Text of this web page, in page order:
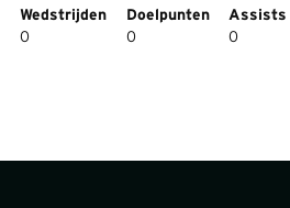
Wedstrijden Doelpunten Assists
0 0 0